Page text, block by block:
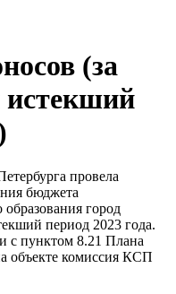
(за
истекший
провела
бюджета
город
период 2023 года.
с пунктом 8.21 Плана
объекте комиссия КСП